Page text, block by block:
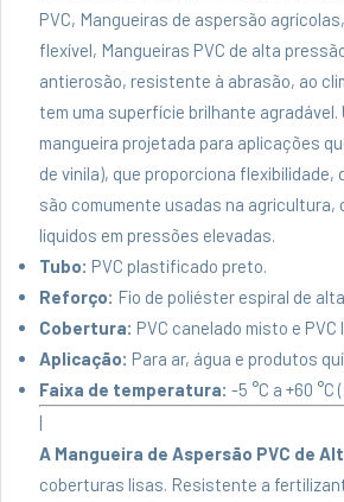
PVC, Mangueiras de aspersão
flexível, Mangueiras PVC de alta
antierosão, resistente à abrasão, ao
tem uma superfície brilhante agradável.
mangueira projetada para aplicações
de vinila), que proporciona
são comumente usadas na
líquidos em pressões elevadas.
Tubo: PVC plastificado preto.
Reforço: Fio de poliéster espiral de
Cobertura: PVC canelado misto e PVC
Aplicação: Para ar, água e produtos
Faixa de temperatura: -5 °C a +60 °C
|
A Mangueira de Aspersão PVC de
coberturas lisas. Resistente a